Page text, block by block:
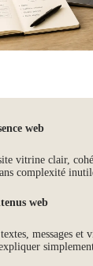
web
vitrine clair,
complexité
web
messages et